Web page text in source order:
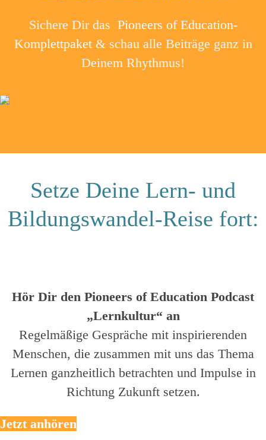
Sichere Dir das Pioneers of Education-
Komplettpaket& schau alle Beiträge ganz in
Deinem Rhythmus!
Setze Deine Lern- und
Bildungswandel-Reise fort:
Hör Dir den Pioneers of Education Podcast
„Lernkultur“ an
Regelmäßige Gespräche mit inspirierenden
Menschen, die zusammen mit uns das Thema
Lernen ganzheitlich betrachten und Impulse in
Richtung Zukunft setzen.
Jetzt anhören